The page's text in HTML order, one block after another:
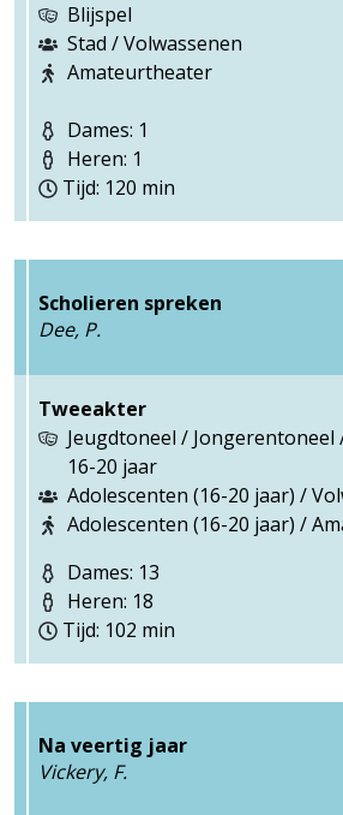
Blijspel
Stad / Volwassenen
Amateurtheater
Dames: 1
Heren: 1
Tijd: 120 min
Scholieren spreken
Dee, P.
Tweeakter
Jeugdtoneel / Jongerentoneel
16-20 jaar
Adolescenten (16-20 jaar) /
Adolescenten (16-20 jaar) /
Dames: 13
Heren: 18
Tijd: 102 min
Na veertig jaar
Vickery, F.